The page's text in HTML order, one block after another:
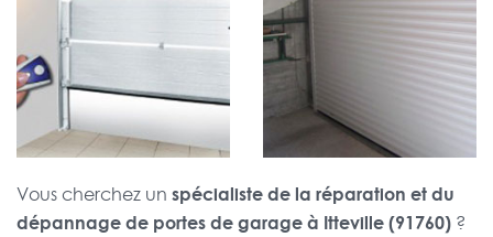
Vous cherchez un spécialiste de la réparation et du
dépannage de portes de garage à Itteville (91760) ?